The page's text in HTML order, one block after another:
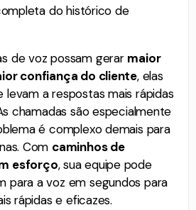
do histórico de
de voz possam gerar maior
confiança do cliente, elas
a respostas mais rápidas
chamadas são especialmente
é complexo demais para
Com caminhos de
esforço, sua equipe pode
para a voz em segundos para
rápidas e eficazes.